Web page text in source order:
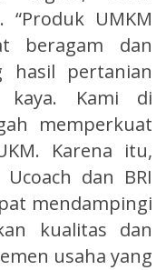
UMKM
beragam dan
hasil pertanian
kaya. Kami di
memperkuat
Karena itu,
dan BRI
mendampingi
kualitas dan
usaha yang